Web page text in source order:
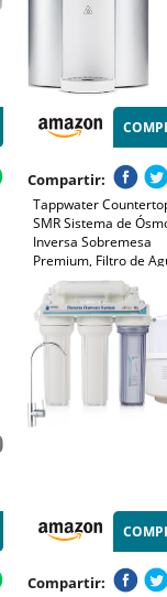
Compartir:
Tappwater
SMR Sistema de
Inversa Sobremesa
Premium, Filtro de
Mineralización,
Dispensador de Agua
Caliente, 12L/h,
Agua sin Instalación
Compartir: